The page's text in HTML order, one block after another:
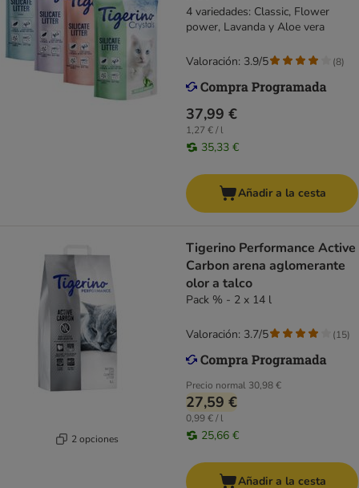
4 variedades: Classic, Flower
power, Lavanda y Aloe vera
37,99 €
1,27 € / l
35,33 €
Valoración: 3.9/5 (8)
Añadir a la cesta
2 opciones
Tigerino Performance Active
Carbon arena aglomerante
olor a talco
Pack % - 2 x 14 l
Precio normal 30,98 €
27,59 €
0,99 € / l
25,66 €
Valoración: 3.7/5 (15)
Añadir a la cesta